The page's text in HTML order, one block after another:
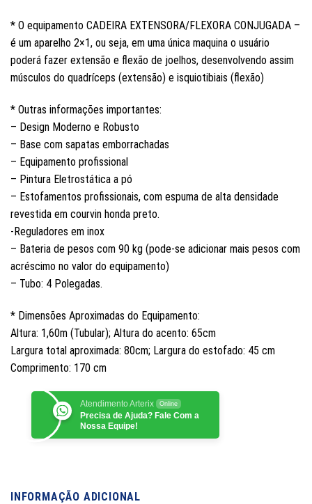
* O equipamento CADEIRA EXTENSORA/FLEXORA CONJUGADA –
é um aparelho 2×1, ou seja, em uma única maquina o usuário
poderá fazer extensão e flexão de joelhos, desenvolvendo assim
músculos do quadríceps (extensão) e isquiotibiais (flexão)
* Outras informações importantes:
– Design Moderno e Robusto
– Base com sapatas emborrachadas
– Equipamento profissional
– Pintura Eletrostática a pó
– Estofamentos profissionais, com espuma de alta densidade
revestida em courvin honda preto.
-Reguladores em inox
– Bateria de pesos com 90 kg (pode-se adicionar mais pesos com
acréscimo no valor do equipamento)
– Tubo: 4 Polegadas.
* Dimensões Aproximadas do Equipamento:
Altura: 1,60m (Tubular); Altura do acento: 65cm
Largura total aproximada: 80cm; Largura do estofado: 45 cm
Comprimento: 170 cm
Atendimento Arterix Online
Precisa de Ajuda? Fale Com a
Nossa Equipe!
INFORMAÇÃO ADICIONAL